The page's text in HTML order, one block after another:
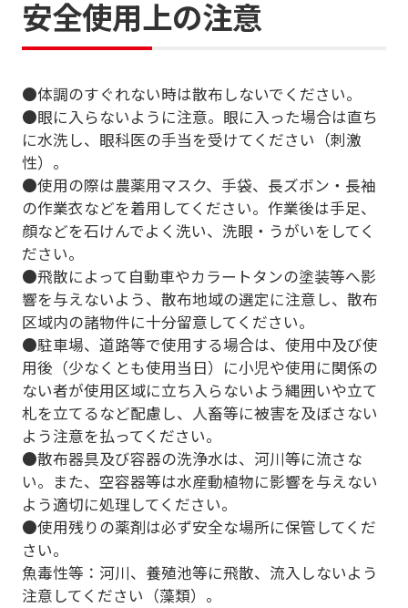
安全使用上の注意
●体調のすぐれない時は散布しないでください。
●眼に入らないように注意。眼に入った場合は直ち
に水洗し、眼科医の手当を受けてください（刺激
性）。
●使用の際は農薬用マスク、手袋、長ズボン・長袖
の作業衣などを着用してください。作業後は手足、
顔などを石けんでよく洗い、洗眼・うがいをしてく
ださい。
●飛散によって自動車やカラートタンの塗装等へ影
響を与えないよう、散布地域の選定に注意し、散布
区域内の諸物件に十分留意してください。
●駐車場、道路等で使用する場合は、使用中及び使
用後（少なくとも使用当日）に小児や使用に関係の
ない者が使用区域に立ち入らないよう縄囲いや立て
札を立てるなど配慮し、人畜等に被害を及ぼさない
よう注意を払ってください。
●散布器具及び容器の洗浄水は、河川等に流さな
い。また、空容器等は水産動植物に影響を与えない
よう適切に処理してください。
●使用残りの薬剤は必ず安全な場所に保管してくだ
さい。
魚毒性等：河川、養殖池等に飛散、流入しないよう
注意してください（藻類）。